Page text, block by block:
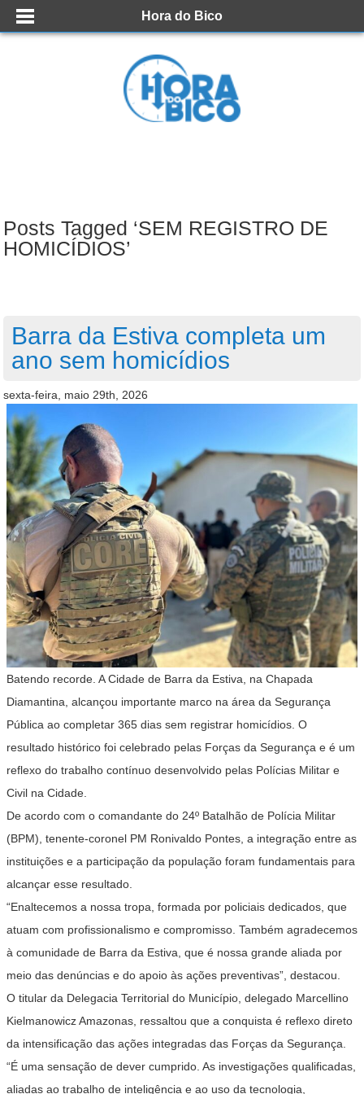
Hora do Bico
Posts Tagged ‘SEM REGISTRO DE
HOMICÍDIOS’
Barra da Estiva completa um
ano sem homicídios
sexta-feira, maio 29th, 2026
Batendo recorde. A Cidade de Barra da Estiva, na Chapada
Diamantina, alcançou importante marco na área da Segurança
Pública ao completar 365 dias sem registrar homicídios. O
resultado histórico foi celebrado pelas Forças da Segurança e é um
reflexo do trabalho contínuo desenvolvido pelas Polícias Militar e
Civil na Cidade.
De acordo com o comandante do 24º Batalhão de Polícia Militar
(BPM), tenente-coronel PM Ronivaldo Pontes, a integração entre as
instituições e a participação da população foram fundamentais para
alcançar esse resultado.
“Enaltecemos a nossa tropa, formada por policiais dedicados, que
atuam com profissionalismo e compromisso. Também agradecemos
à comunidade de Barra da Estiva, que é nossa grande aliada por
meio das denúncias e do apoio às ações preventivas”, destacou.
O titular da Delegacia Territorial do Município, delegado Marcellino
Kielmanowicz Amazonas, ressaltou que a conquista é reflexo direto
da intensificação das ações integradas das Forças da Segurança.
“É uma sensação de dever cumprido. As investigações qualificadas,
aliadas ao trabalho de inteligência e ao uso da tecnologia,